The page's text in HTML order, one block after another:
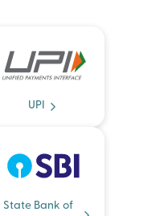
UPI
State Bank of